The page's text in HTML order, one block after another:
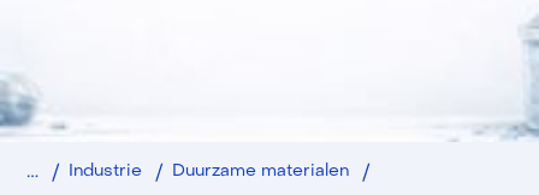
Home Industrie Duurzame materialen